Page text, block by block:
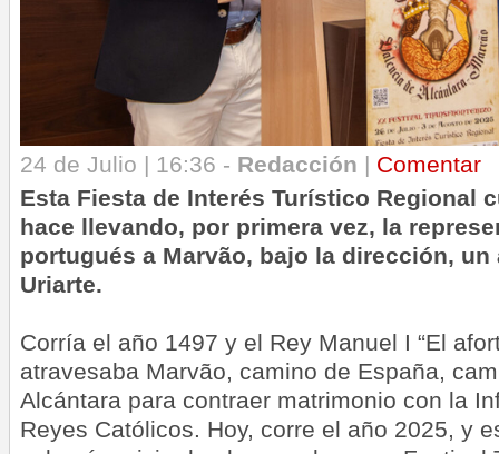
24 de Julio | 16:36 - Redacción | Comentar
Esta Fiesta de Interés Turístico Regional
hace llevando, por primera vez, la
portugués a Marvão, bajo la dirección, un
Uriarte.
Corría el año 1497 y el Rey Manuel I “El
atravesaba Marvão, camino de España,
Alcántara para contraer matrimonio con la
Reyes Católicos. Hoy, corre el año 2025, y